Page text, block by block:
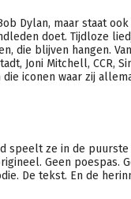
Dylan, maar staat
doet. Tijdloze
die blijven hangen.
Joni Mitchell, CCR,
iconen waar zij
speelt ze in de
Geen poespas.
De tekst. En de